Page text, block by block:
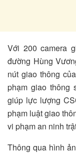
Với 200 camera
đường Hùng
nút giao thông
phạm giao thông
giúp lực lượng
phạm luật giao
vi phạm an ninh
Thông qua hình